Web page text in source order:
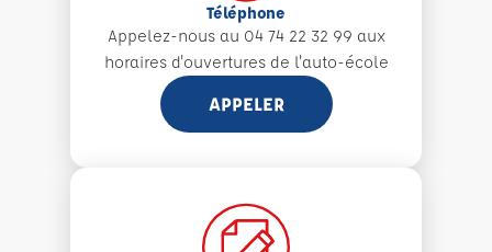
Téléphone
Appelez-nous au 04 74 22 32 99 aux
horaires d'ouvertures de l'auto-école
APPELER